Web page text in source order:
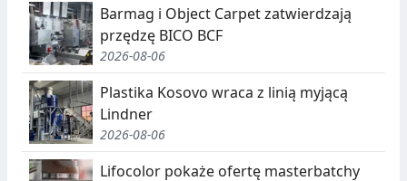
Barmag i Object Carpet zatwierdzają
przędzę BICO BCF
2026-08-06
Plastika Kosovo wraca z linią myjącą
Lindner
2026-08-06
Lifocolor pokaże ofertę masterbatchy